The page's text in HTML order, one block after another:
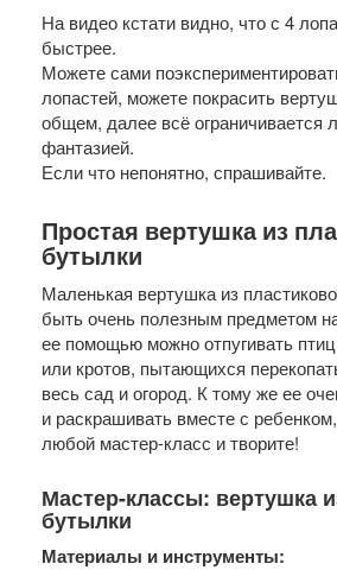
На видео кстати видно, что с 4
быстрее.
Можете сами
лопастей, можете покрасить
общем, далее всё ограничивается
фантазией.
Если что непонятно, спрашивайте.
Простая вертушка из
бутылки
Маленькая вертушка из
быть очень полезным предметом
ее помощью можно отпугивать
или кротов, пытающихся
весь сад и огород. К тому же ее
и раскрашивать вместе с
любой мастер-класс и творите!
Мастер-классы: вертушка
бутылки
Материалы и инструменты: